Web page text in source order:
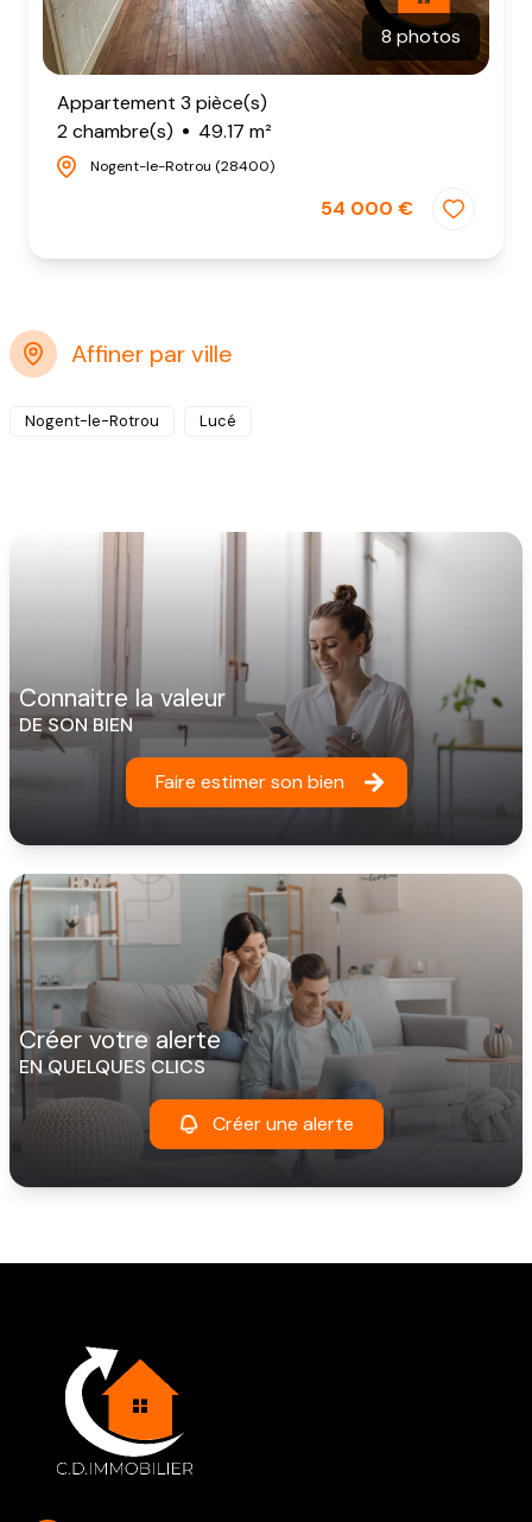
8 photos
Appartement 3 pièce(s)
2 chambre(s)
49.17 m²
Nogent-le-Rotrou (28400)
54 000 €
Affiner par ville
Nogent-le-Rotrou Lucé
connaitre la valeur
DE SON BIEN
Faire estimer son bien
créer votre alerte
EN QUELQUES CLICS
Créer une alerte